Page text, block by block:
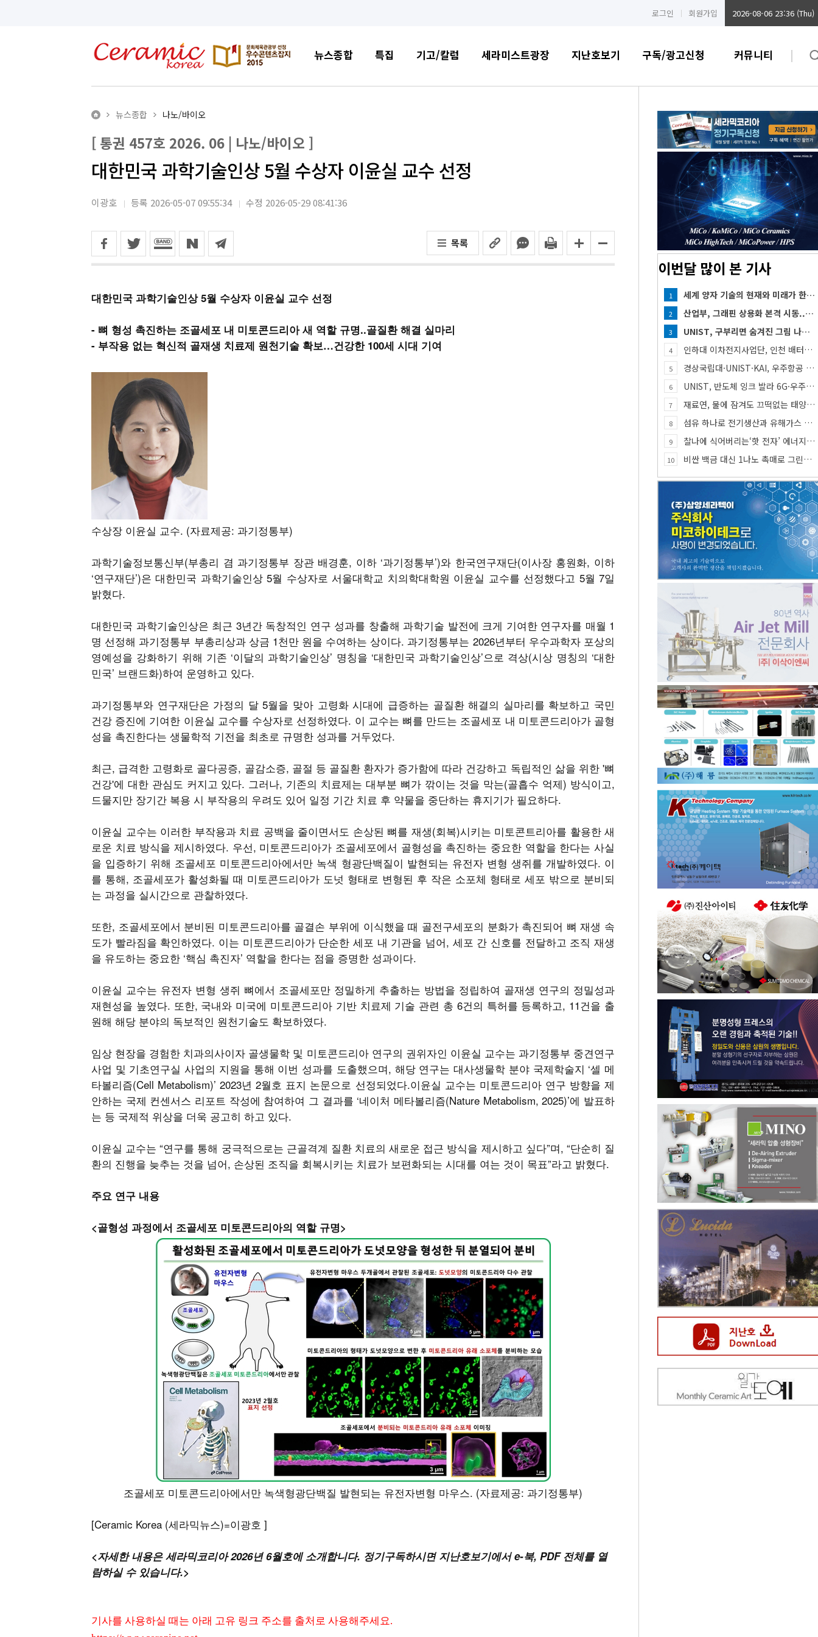
로그인 회원가입 2026-08-06 23:36 (Thu)
뉴스종합 특집 기고/칼럼 세라미스트광장 지난호보기 구독/광고신청 커뮤니티
뉴스종합 나노/바이오
[ 통권 457호 2026. 06 | 나노/바이오 ]
대한민국 과학기술인상 5월 수상자 이윤실 교수 선정
이광호 등록 2026-05-07 09:55:34 수정 2026-05-29 08:41:36
목록
대한민국 과학기술인상 5월 수상자 이윤실 교수 선정
- 뼈 형성 촉진하는 조골세포 내 미토콘드리아 새 역할 규명..골질환 해결 실마리
- 부작용 없는 혁신적 골재생 치료제 원천기술 확보…건강한 100세 시대 기여
수상장 이윤실 교수. (자료제공: 과기정통부)
과학기술정보통신부(부총리 겸 과기정통부 장관 배경훈, 이하 ‘과기정통부’)와 한국연구재단(이사장 홍원화, 이하
‘연구재단’)은 대한민국 과학기술인상 5월 수상자로 서울대학교 치의학대학원 이윤실 교수를 선정했다고 5월 7일
밝혔다.
대한민국 과학기술인상은 최근 3년간 독창적인 연구 성과를 창출해 과학기술 발전에 크게 기여한 연구자를 매월 1
명 선정해 과기정통부 부총리상과 상금 1천만 원을 수여하는 상이다. 과기정통부는 2026년부터 우수과학자 포상의
영예성을 강화하기 위해 기존 ‘이달의 과학기술인상’ 명칭을 ‘대한민국 과학기술인상’으로 격상(시상 명칭의 ‘대한
민국’ 브랜드화)하여 운영하고 있다.
과기정통부와 연구재단은 가정의 달 5월을 맞아 고령화 시대에 급증하는 골질환 해결의 실마리를 확보하고 국민
건강 증진에 기여한 이윤실 교수를 수상자로 선정하였다. 이 교수는 뼈를 만드는 조골세포 내 미토콘드리아가 골형
성을 촉진한다는 생물학적 기전을 최초로 규명한 성과를 거두었다.
최근, 급격한 고령화로 골다공증, 골감소증, 골절 등 골질환 환자가 증가함에 따라 건강하고 독립적인 삶을 위한 '뼈
건강'에 대한 관심도 커지고 있다. 그러나, 기존의 치료제는 대부분 뼈가 깎이는 것을 막는(골흡수 억제) 방식이고,
드물지만 장기간 복용 시 부작용의 우려도 있어 일정 기간 치료 후 약물을 중단하는 휴지기가 필요하다.
이윤실 교수는 이러한 부작용과 치료 공백을 줄이면서도 손상된 뼈를 재생(회복)시키는 미토콘트리아를 활용한 새
로운 치료 방식을 제시하였다. 우선, 미토콘드리아가 조골세포에서 골형성을 촉진하는 중요한 역할을 한다는 사실
을 입증하기 위해 조골세포 미토콘드리아에서만 녹색 형광단백질이 발현되는 유전자 변형 생쥐를 개발하였다. 이
를 통해, 조골세포가 활성화될 때 미토콘드리아가 도넛 형태로 변형된 후 작은 소포체 형태로 세포 밖으로 분비되
는 과정을 실시간으로 관찰하였다.
또한, 조골세포에서 분비된 미토콘드리아를 골결손 부위에 이식했을 때 골전구세포의 분화가 촉진되어 뼈 재생 속
도가 빨라짐을 확인하였다. 이는 미토콘드리아가 단순한 세포 내 기관을 넘어, 세포 간 신호를 전달하고 조직 재생
을 유도하는 중요한 ‘핵심 촉진자’ 역할을 한다는 점을 증명한 성과이다.
이윤실 교수는 유전자 변형 생쥐 뼈에서 조골세포만 정밀하게 추출하는 방법을 정립하여 골재생 연구의 정밀성과
재현성을 높였다. 또한, 국내와 미국에 미토콘드리아 기반 치료제 기술 관련 총 6건의 특허를 등록하고, 11건을 출
원해 해당 분야의 독보적인 원천기술도 확보하였다.
임상 현장을 경험한 치과의사이자 골생물학 및 미토콘드리아 연구의 권위자인 이윤실 교수는 과기정통부 중견연구
사업 및 기초연구실 사업의 지원을 통해 이번 성과를 도출했으며, 해당 연구는 대사생물학 분야 국제학술지 ‘셀 메
타볼리즘(Cell Metabolism)’ 2023년 2월호 표지 논문으로 선정되었다.이윤실 교수는 미토콘드리아 연구 방향을 제
안하는 국제 컨센서스 리포트 작성에 참여하여 그 결과를 ‘네이처 메타볼리즘(Nature Metabolism, 2025)’에 발표하
는 등 국제적 위상을 더욱 공고히 하고 있다.
이윤실 교수는 “연구를 통해 궁극적으로는 근골격계 질환 치료의 새로운 접근 방식을 제시하고 싶다”며, “단순히 질
환의 진행을 늦추는 것을 넘어, 손상된 조직을 회복시키는 치료가 보편화되는 시대를 여는 것이 목표”라고 밝혔다.
주요 연구 내용
<골형성 과정에서 조골세포 미토콘드리아의 역할 규명>
조골세포 미토콘드리아에서만 녹색형광단백질 발현되는 유전자변형 마우스. (자료제공: 과기정통부)
[Ceramic Korea (세라믹뉴스)=이광호 ]
<자세한 내용은 세라믹코리아 2026년 6월호에 소개합니다. 정기구독하시면 지난호보기에서 e-북, PDF 전체를 열
람하실 수 있습니다.>
기사를 사용하실 때는 아래 고유 링크 주소를 출처로 사용해주세요.
이번달 많이 본 기사
1 세계 양자 기술의 현재와 미래가 한자리에...「퀀텀 코리아 2026」 개최
2 산업부, 그래핀 상용화 본격 시동... 첨단세라믹·반도체 방열소재 시장 확대 기대
3 UNIST, 구부리면 숨겨진 그림 나타나는 투명 보안 필름 개발
4 인하대 이차전지사업단, 인천 배터리 인재양성 거점 역할 강화
5 경상국립대·UNIST·KAI, 우주항공 인재 함께 키운다
6 UNIST, 반도체 잉크 발라 6G·우주통신용 고주파 스위치 만든다
7 재료연, 물에 잠겨도 끄떡없는 태양전지 개발
8 섬유 하나로 전기생산과 유해가스 동시 감지한다
9 찰나에 식어버리는‘핫 전자’ 에너지, 망간 거쳐 화학반응에 쓴다
10 비싼 백금 대신 1나노 촉매로 그린수소 생산